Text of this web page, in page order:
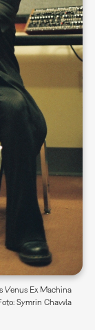
Venus Ex Machina
Symrin Chawla